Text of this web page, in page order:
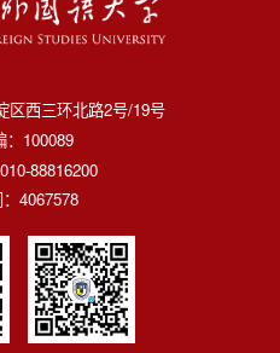
区西三环北路2号/19号
：100089
88816200
4067578